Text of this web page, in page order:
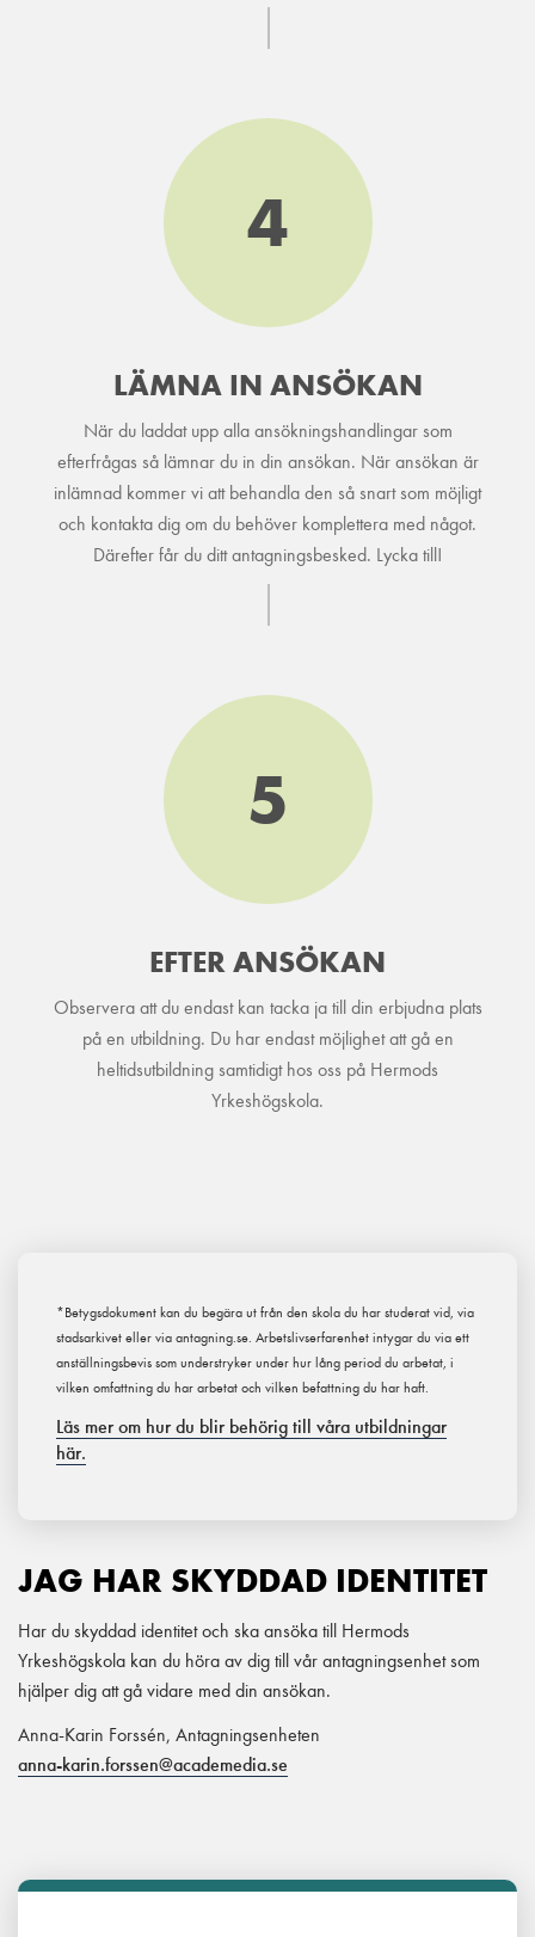
4
LÄMNA IN ANSÖKAN
När du laddat upp alla ansökningshandlingar som
efterfrågas så lämnar du in din ansökan. När ansökan är
inlämnad kommer vi att behandla den så snart som möjligt
och kontakta dig om du behöver komplettera med något.
Därefter får du ditt antagningsbesked. Lycka till!
5
EFTER ANSÖKAN
Observera att du endast kan tacka ja till din erbjudna plats
på en utbildning. Du har endast möjlighet att gå en
heltidsutbildning samtidigt hos oss på Hermods
Yrkeshögskola.
*Betygsdokument kan du begära ut från den skola du har studerat vid, via
stadsarkivet eller via antagning.se. Arbetslivserfarenhet intygar du via ett
anställningsbevis som understryker under hur lång period du arbetat, i
vilken omfattning du har arbetat och vilken befattning du har haft.
Läs mer om hur du blir behörig till våra utbildningar
här.
JAG HAR SKYDDAD IDENTITET
Har du skyddad identitet och ska ansöka till Hermods
Yrkeshögskola kan du höra av dig till vår antagningsenhet som
hjälper dig att gå vidare med din ansökan.
Anna-Karin Forssén, Antagningsenheten
anna-karin.forssen@academedia.se